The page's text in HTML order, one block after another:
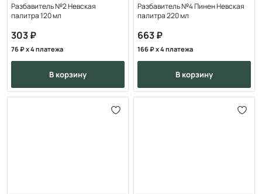
Разбавитель №2 Невская
палитра 120 мл
303
76 x 4 платежа
в корзину
Разбавитель №4 Пинен Невская
палитра 220 мл
663
166 x 4 платежа
в корзину